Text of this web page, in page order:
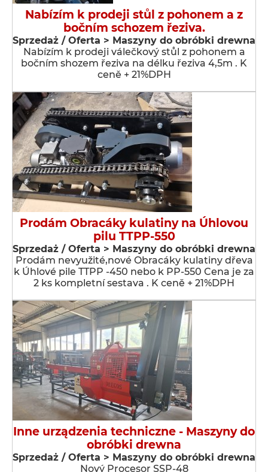
Nabízím k prodeji stůl z pohonem a z
bočním schozem řeziva.
Sprzedaż / Oferta > Maszyny do obróbki drewna
Nabízím k prodeji válečkový stůl z pohonem a
bočním shozem řeziva na délku řeziva 4,5m . K
ceně + 21%DPH
Prodám Obracáky kulatiny na Úhlovou
pilu TTPP-550
Sprzedaż / Oferta > Maszyny do obróbki drewna
Prodám nevyužité,nové Obracáky kulatiny dřeva
k Úhlové pile TTPP -450 nebo k PP-550 Cena je za
2 ks kompletní sestava . K ceně + 21%DPH
Inne urządzenia techniczne - Maszyny do
obróbki drewna
Sprzedaż / Oferta > Maszyny do obróbki drewna
Nový Procesor SSP-48